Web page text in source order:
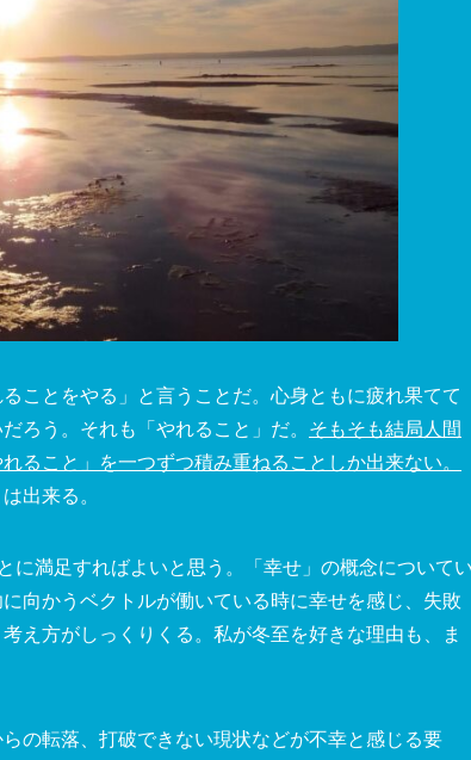
ことをやる」と言うことだ。心身ともに疲れ果てて
ろう。それも「やれること」だ。 そもそも結局人間
ること」を一つずつ積み重ねることしか出来ない。
出来る。
に満足すればよいと思う。「幸せ」の概念について
向かうベクトルが働いている時に幸せを感じ、失敗
え方がしっくりくる。私が冬至を好きな理由も、ま
の転落、打破できない現状などが不幸と感じる要